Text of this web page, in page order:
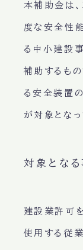
本補助金は
度な安全性
る中小建設
補助するも
る安全装置
が対象 となっ
対象とな
建設業許可
使用する従